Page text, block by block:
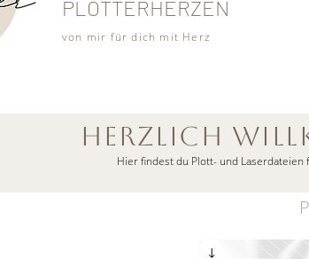
PLOTTERHERZEN
von mir für dich mit Herz
HERZLICH
Hier findest du Plott- und